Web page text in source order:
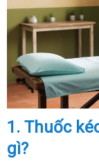
1. Thuốc
gì?